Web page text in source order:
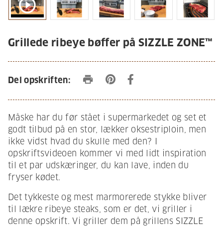
play_circle_outline
Grillede ribeye bøffer på SIZZLE ZONE™
Del opskriften: print
Måske har du før stået i supermarkedet og set et
godt tilbud på en stor, lækker oksestriploin, men
ikke vidst hvad du skulle med den? I
opskriftsvideoen kommer vi med lidt inspiration
til et par udskæringer, du kan lave, inden du
fryser kødet.
Det tykkeste og mest marmorerede stykke bliver
til lækre ribeye steaks, som er det, vi griller i
denne opskrift. Vi griller dem på grillens SIZZLE